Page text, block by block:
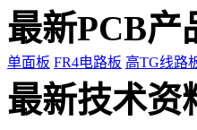
最新PCB产
单面板 FR4电路板 高TG线路
最新技术资